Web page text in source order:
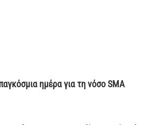
ημέρα για τη νόσο SMA